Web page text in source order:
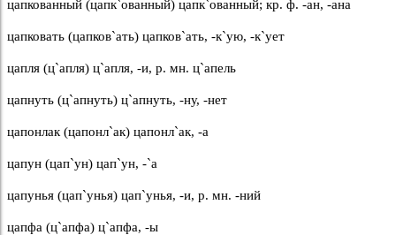
цапкованный (цапк`ованный) цапк`ованный; кр. ф. -ан, -ана
цапковать (цапков`ать) цапков`ать, -к`ую, -к`ует
цапля (ц`апля) ц`апля, -и, р. мн. ц`апель
цапнуть (ц`апнуть) ц`апнуть, -ну, -нет
цапонлак (цапонл`ак) цапонл`ак, -а
цапун (цап`ун) цап`ун, -`а
цапунья (цап`унья) цап`унья, -и, р. мн. -ний
цапфа (ц`апфа) ц`апфа, -ы